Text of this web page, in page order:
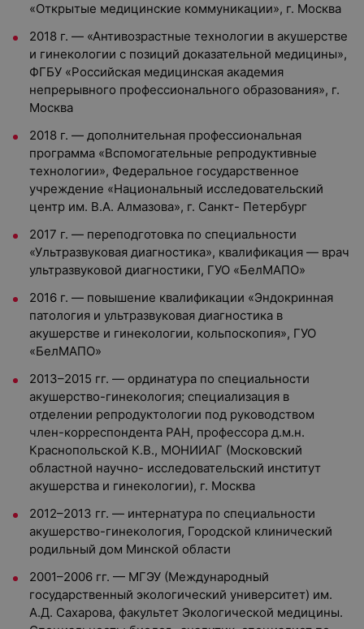
«Открытые медицинские коммуникации», г. Москва
2018 г. — «Антивозрастные технологии в акушерстве
и гинекологии с позиций доказательной медицины»,
ФГБУ «Российская медицинская академия
непрерывного профессионального образования», г.
Москва
2018 г. — дополнительная профессиональная
программа «Вспомогательные репродуктивные
технологии», Федеральное государственное
учреждение «Национальный исследовательский
центр им. В.А. Алмазова», г. Санкт- Петербург
2017 г. — переподготовка по специальности
«Ультразвуковая диагностика», квалификация — врач
ультразвуковой диагностики, ГУО «БелМАПО»
2016 г. — повышение квалификации «Эндокринная
патология и ультразвуковая диагностика в
акушерстве и гинекологии, кольпоскопия», ГУО
«БелМАПО»
2013–2015 гг. — ординатура по специальности
акушерство-гинекология; специализация в
отделении репродуктологии под руководством
член-корреспондента РАН, профессора д.м.н.
Краснопольской К.В., МОНИИАГ (Московский
областной научно- исследовательский институт
акушерства и гинекологии), г. Москва
2012–2013 гг. — интернатура по специальности
акушерство-гинекология, Городской клинический
родильный дом Минской области
2001–2006 гг. — МГЭУ (Международный
государственный экологический университет) им.
А.Д. Сахарова, факультет Экологической медицины.